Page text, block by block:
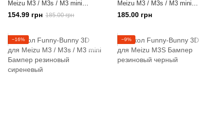
Meizu M3 / M3s / M3 mini
Бампер резиновый розовый
154.99 грн 185.00 грн
Meizu M3 / M3s / M3 mini
Бампер резиновый голубой
185.00 грн
−16% −9%